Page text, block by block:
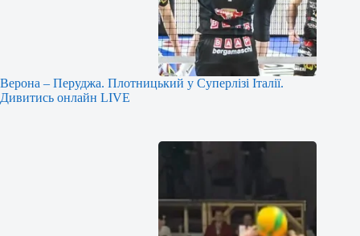
Верона – Перуджа. Плотницький у Суперлізі Італії.
Дивитись онлайн LIVE